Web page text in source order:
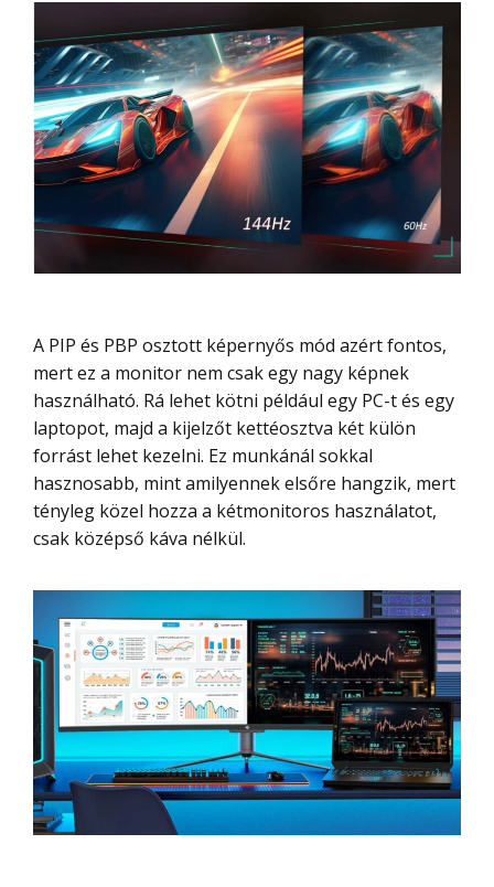
A PIP és PBP osztott képernyős mód azért fontos,
mert ez a monitor nem csak egy nagy képnek
használható. Rá lehet kötni például egy PC-t és egy
laptopot, majd a kijelzőt kettéosztva két külön
forrást lehet kezelni. Ez munkánál sokkal
hasznosabb, mint amilyennek elsőre hangzik, mert
tényleg közel hozza a kétmonitoros használatot,
csak középső káva nélkül.